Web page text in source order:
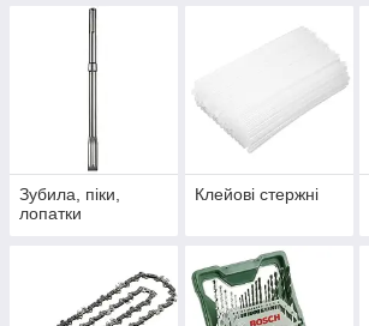
Зубила, піки,
лопатки
Клейові стержні